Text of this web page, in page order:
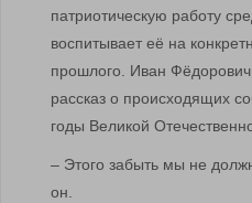
патриотическую работу
воспитывает её на
прошлого. Иван Фёдорович
рассказ о происходящих
годы Великой
– Этого забыть мы не
он.